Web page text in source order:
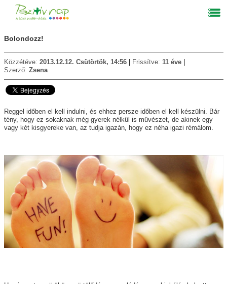
Bolondozz!
Közzétéve: 2013.12.12. Csütörtök, 14:56 Frissítve: 11 éve
Szerző: Zsena
Reggel időben el kell indulni, és ehhez persze időben el kell készülni. Bár
tény, hogy ez sokaknak még gyerek nélkül is művészet, de akinek egy
vagy két kisgyereke van, az tudja igazán, hogy ez néha igazi rémálom.